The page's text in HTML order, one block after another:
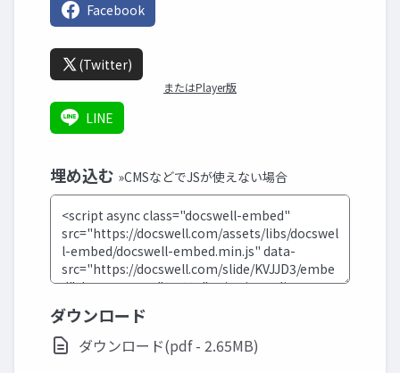
Facebook
(Twitter)
またはPlayer版
LINE
埋め込む »CMSなどでJSが使えない場合
ダウンロード
ダウンロード(pdf - 2.65MB)